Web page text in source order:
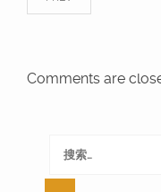
Comments are
索：